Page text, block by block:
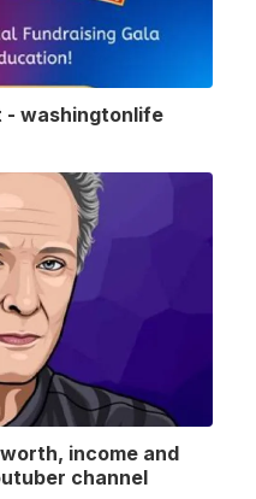
- washingtonlife
income and
channel